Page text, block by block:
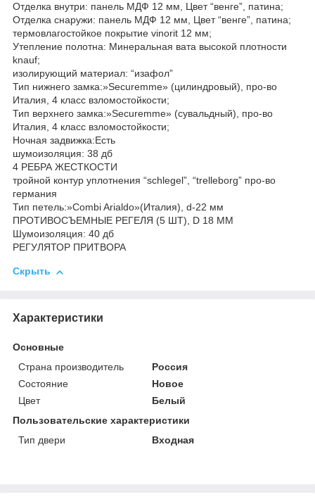
Отделка внутри: панель МДФ 12 мм, Цвет “венге”, патина;
Отделка снаружи: панель МДФ 12 мм, Цвет “венге”, патина;
термовлагостойкое покрытие vinorit 12 мм;
Утепление полотна: Минеральная вата высокой плотности
knauf;
изолирующий материал: “изафол”
Тип нижнего замка:»Securemme» (цилиндровый), про-во
Италия, 4 класс взломостойкости;
Тип верхнего замка:»Securemme» (сувальдный), про-во
Италия, 4 класс взломостойкости;
Ночная задвижка:Есть
шумоизоляция: 38 дб
4 РЕБРА ЖЕСТКОСТИ
тройной контур уплотнения “schlegel”, “trelleborg” про-во
германия
Тип петель:»Combi Arialdo»(Италия), d-22 мм
ПРОТИВОСЪЕМНЫЕ РЕГЕЛЯ (5 ШТ), D 18 ММ
Шумоизоляция: 40 дб
РЕГУЛЯТОР ПРИТВОРА
Скрыть
Характеристики
Основные
Страна производитель
Россия
Состояние
Новое
Цвет
Белый
Пользовательские характеристики
Тип двери
Входная